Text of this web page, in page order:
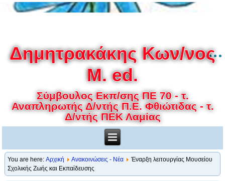
Δημητρακάκης Κων/νος
M. ed.
Σύμβουλος Εκπ/σης ΠΕ 70 - τ.
Αναπληρωτής Δ/ντής Π.Ε. Φθιώτιδας - τ.
Δ/ντής ΠΕΚ Λαμίας
You are here:Αρχική Ανακοινώσεις - Νέα
Έναρξη λειτουργίας Μουσείου
Σχολικής Ζωής και Εκπαίδευσης